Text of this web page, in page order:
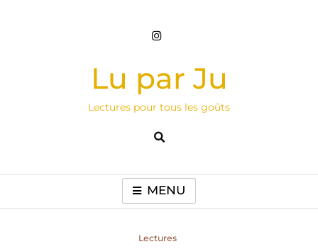
Lu par Ju
Lectures pour tous les goûts
MENU
Lectures